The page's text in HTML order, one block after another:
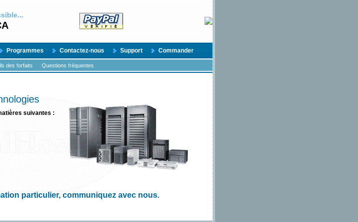
Programmes Contactez-nous Support Commander
des forfaits Questions fréquentes
suivantes :
particulier, communiquez avec nous.